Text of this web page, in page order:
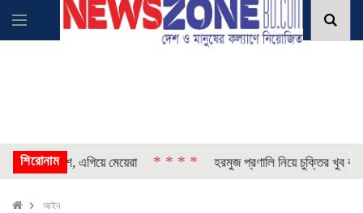
শিরোনাম
এগিয়ে মেয়েরা * * * * হরমুজ প্রণালি নিয়ে চুক্তির খুব কাছাকাছি
আইন